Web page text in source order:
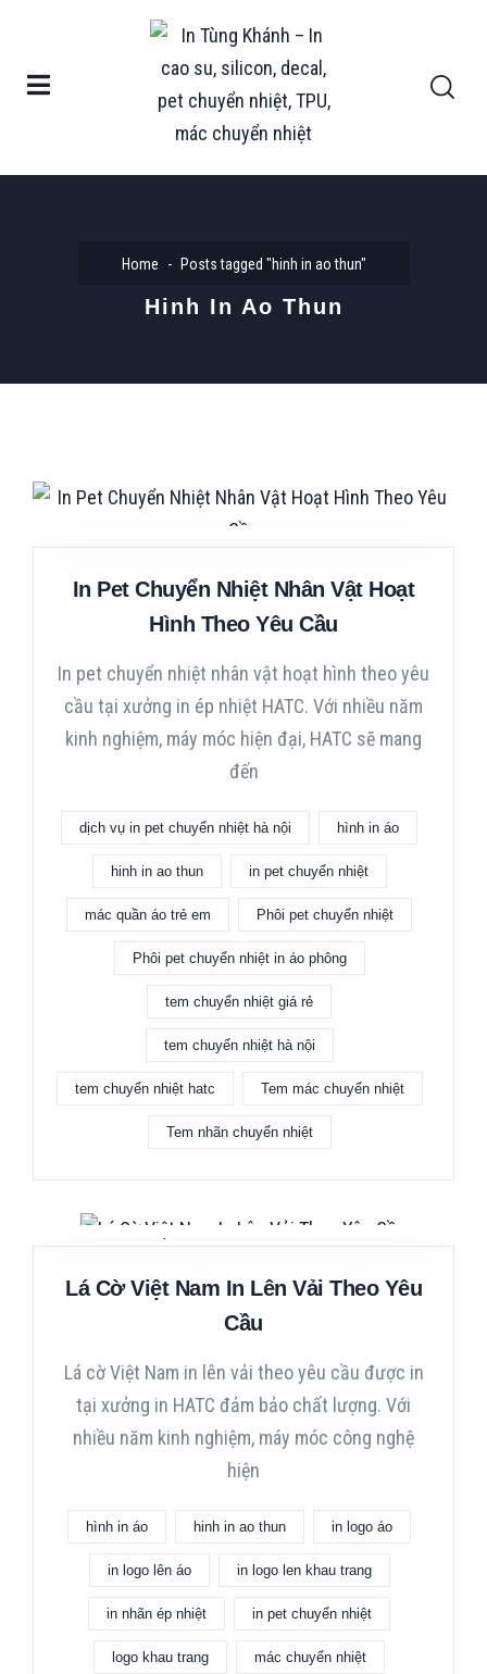
Home Posts tagged "hinh in ao thun"
Hinh In Ao Thun
In Pet Chuyển Nhiệt Nhân Vật Hoạt
Hình Theo Yêu Cầu
In pet chuyển nhiệt nhân vật hoạt hình theo yêu
cầu tại xưởng in ép nhiệt HATC. Với nhiều năm
kinh nghiệm, máy móc hiện đại, HATC sẽ mang
đến
dịch vụ in pet chuyển nhiệt hà nội hình in áo
hinh in ao thun in pet chuyển nhiệt
mác quần áo trẻ em Phôi pet chuyển nhiệt
Phôi pet chuyển nhiệt in áo phông
tem chuyển nhiệt giá rẻ
tem chuyển nhiệt hà nội
tem chuyển nhiệt hatc Tem mác chuyển nhiệt
Tem nhãn chuyển nhiệt
Lá Cờ Việt Nam In Lên Vải Theo Yêu
Cầu
Lá cờ Việt Nam in lên vải theo yêu cầu được in
tại xưởng in HATC đảm bảo chất lượng. Với
nhiều năm kinh nghiệm, máy móc công nghệ
hiện
hình in áo hinh in ao thun in logo áo
in logo lên áo in logo len khau trang
in nhãn ép nhiệt in pet chuyển nhiệt
logo khau trang mác chuyển nhiệt